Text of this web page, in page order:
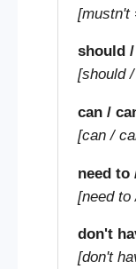
[mustn't
should
[should
can /
[can /
need to
[need to
don't
[don't